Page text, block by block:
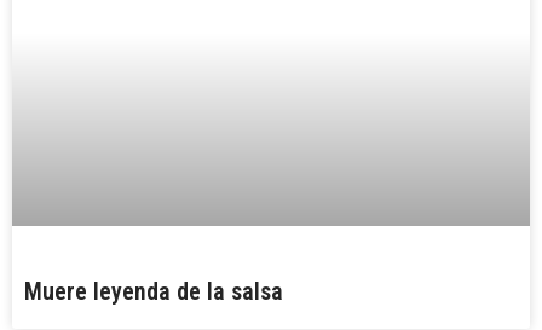
Muere leyenda de la salsa